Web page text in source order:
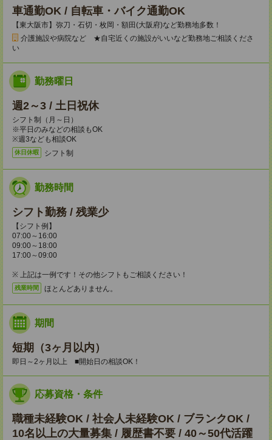
車通勤OK / 自転車・バイク通勤OK
【東大阪市】弥刀・石切・枚岡・額田(大阪府)など勤務地多数！
介護施設や病院など ★自宅近くの施設がいいなど勤務地ご相談くださ
い
勤務曜日
週2～3 / 土日祝休
シフト制（月～日）
※平日のみなどの相談もOK
※週3なども相談OK
休日休暇 シフト制
勤務時間
シフト勤務 / 残業少
【シフト例】
07:00～16:00
09:00～18:00
17:00～09:00
※ 上記は一例です！その他シフトもご相談ください！
残業時間 ほとんどありません。
期間
短期（3ヶ月以内）
即日～2ヶ月以上 ■開始日の相談OK！
応募資格・条件
職種未経験OK / 社会人未経験OK / ブランクOK /
10名以上の大量募集 / 履歴書不要 / 40～50代活躍